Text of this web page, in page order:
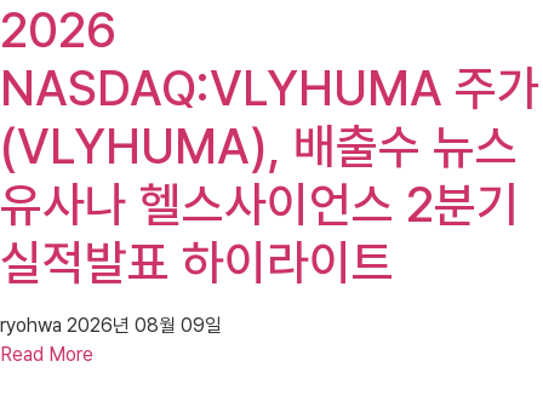
2026
NASDAQ:VLYHUMA 주가
(VLYHUMA), 배출수 뉴스
유사나 헬스사이언스 2분기
실적발표 하이라이트
ryohwa 2026년 08월 09일
Read More